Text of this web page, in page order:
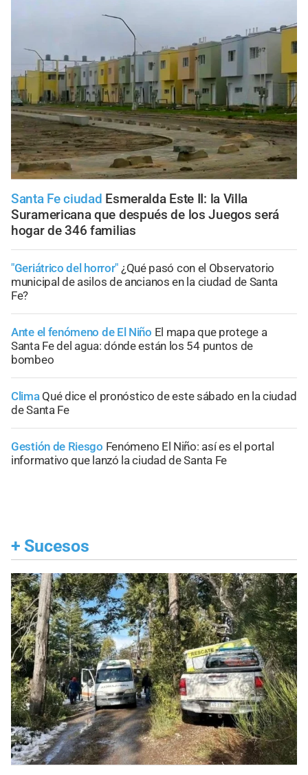
Santa Fe ciudad Esmeralda Este II: la Villa
Suramericana que después de los Juegos será
hogar de 346 familias
"Geriátrico del horror" ¿Qué pasó con el Observatorio
municipal de asilos de ancianos en la ciudad de Santa
Fe?
Ante el fenómeno de El Niño El mapa que protege a
Santa Fe del agua: dónde están los 54 puntos de
bombeo
Clima Qué dice el pronóstico de este sábado en la ciudad
de Santa Fe
Gestión de Riesgo Fenómeno El Niño: así es el portal
informativo que lanzó la ciudad de Santa Fe
+ Sucesos